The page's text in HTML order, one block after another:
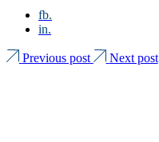
fb.
in.
Previous post Next post